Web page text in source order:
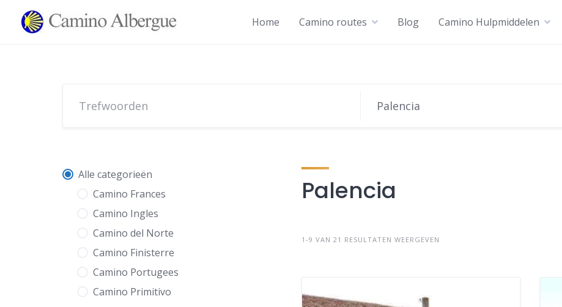
inhoud
Home Camino routes Blog Camino Hulpmiddelen
Alle categorieën
Camino Frances
Camino Ingles
Camino del Norte
Camino Finisterre
Camino Portugees
Camino Primitivo
Palencia
1-9 VAN 21 RESULTATEN WEERGEVEN